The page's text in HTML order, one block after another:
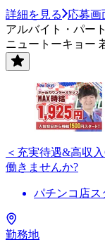
詳細を見る
応募画
アルバイト・パート
ニュートーキョー
＜充実待遇&高収
働きませんか?
パチンコ店ス
勤務地